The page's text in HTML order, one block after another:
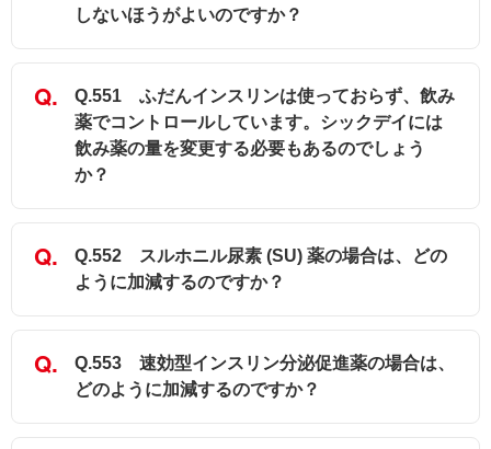
しないほうがよいのですか？
Q.551 ふだんインスリンは使っておらず、飲み
薬でコントロールしています。シックデイには
飲み薬の量を変更する必要もあるのでしょう
か？
Q.552 スルホニル尿素 (SU) 薬の場合は、どの
ように加減するのですか？
Q.553 速効型インスリン分泌促進薬の場合は、
どのように加減するのですか？